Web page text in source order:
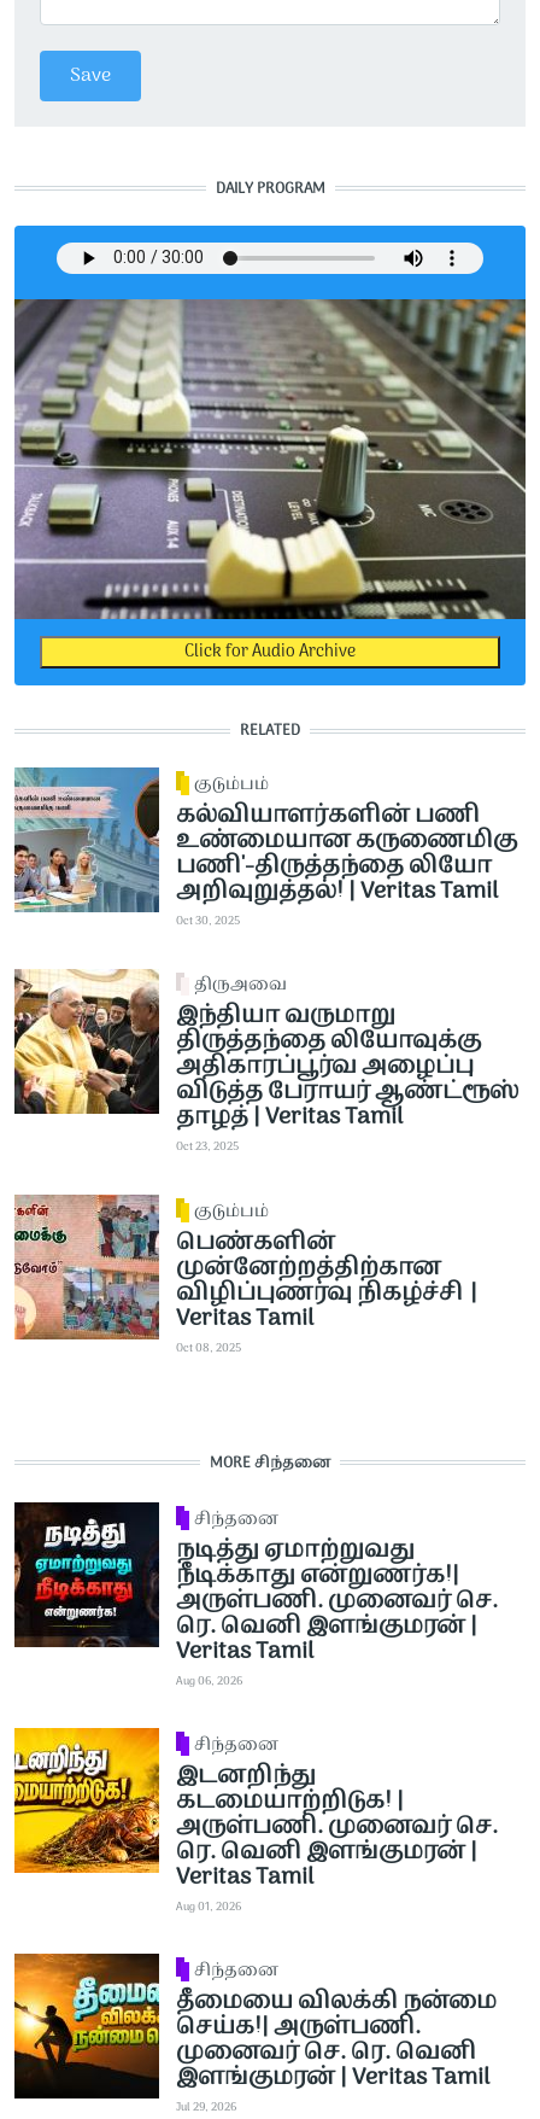
DAILY PROGRAM
Click for Audio Archive
RELATED
குடும்பம்
கல்வியாளர்களின் பணி
உண்மையான கருணைமிகு
பணி'-திருத்தந்தை லியோ
அறிவுறுத்தல்! | Veritas Tamil
Oct 30, 2025
திருஅவை
இந்தியா வருமாறு
திருத்தந்தை லியோவுக்கு
அதிகாரப்பூர்வ அழைப்பு
விடுத்த பேராயர் ஆண்ட்ரூஸ்
தாழத் | Veritas Tamil
Oct 23, 2025
குடும்பம்
பெண்களின்
முன்னேற்றத்திற்கான
விழிப்புணர்வு நிகழ்ச்சி |
Veritas Tamil
Oct 08, 2025
MORE சிந்தனை
சிந்தனை
நடித்து ஏமாற்றுவது
நீடிக்காது என்றுணர்க!|
அருள்பணி. முனைவர் செ.
ரெ. வெனி இளங்குமரன் |
Veritas Tamil
Aug 06, 2026
சிந்தனை
இடனறிந்து
கடமையாற்றிடுக! |
அருள்பணி. முனைவர் செ.
ரெ. வெனி இளங்குமரன் |
Veritas Tamil
Aug 01, 2026
சிந்தனை
தீமையை விலக்கி நன்மை
செய்க!| அருள்பணி.
முனைவர் செ. ரெ. வெனி
இளங்குமரன் | Veritas Tamil
Jul 29, 2026